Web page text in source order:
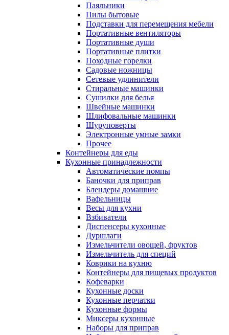
Паяльники
Пилы бытовые
Подставки для перемещения мебели
Портативные вентиляторы
Портативные души
Портативные плитки
Походные горелки
Садовые ножницы
Сетевые удлинители
Стиральные машинки
Сушилки для белья
Швейные машинки
Шлифовальные машинки
Шуруповерты
Электронные умные замки
Прочее
Контейнеры для еды
Кухонные принадлежности
Автоматические помпы
Баночки для приправ
Блендеры домашние
Вафельницы
Весы для кухни
Взбиватели
Диспенсеры кухонные
Дуршлаги
Измельчители овощей, фруктов
Измельчитель для специй
Коврики на кухню
Контейнеры для пищевых продуктов
Кофеварки
Кухонные доски
Кухонные перчатки
Кухонные формы
Миксеры кухонные
Наборы для приправ